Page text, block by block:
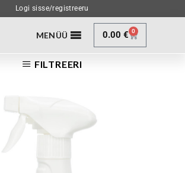
Logi sisse/registreeru
MENÜÜ 0.00€ 0
FILTREERI